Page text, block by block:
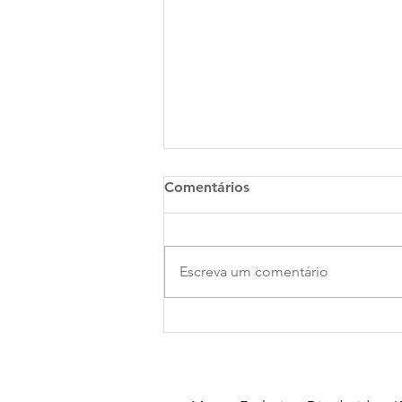
É tempo de celebrar!
Comentários
Escreva um comentário